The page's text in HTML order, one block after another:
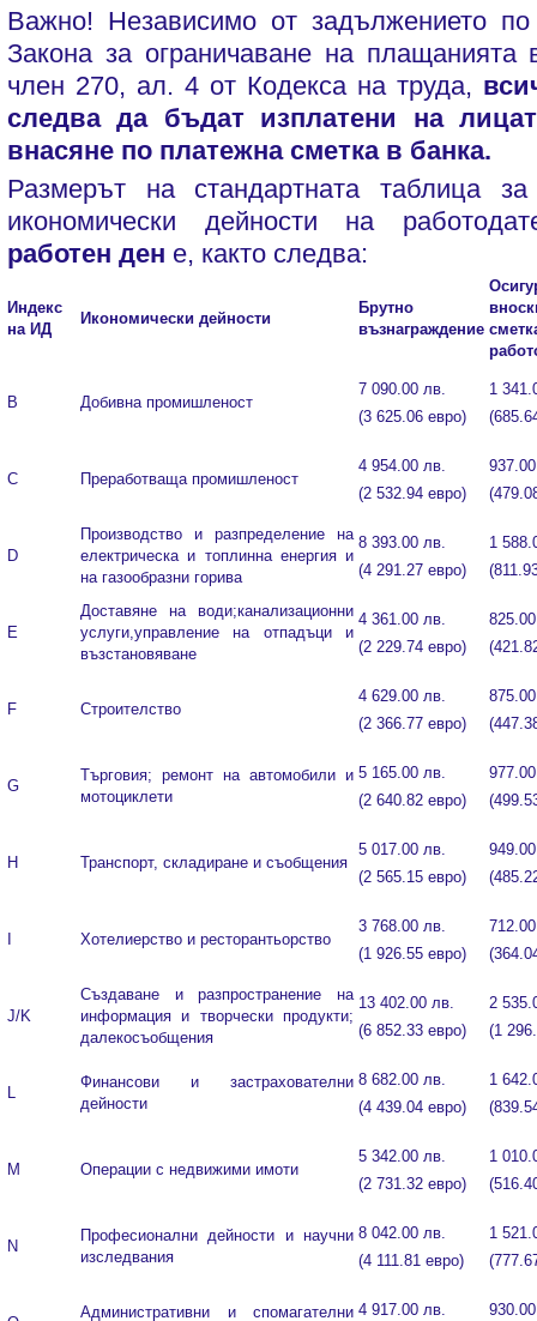
Важно! Независимо от задължението
Закона за ограничаване на
член 270, ал. 4 от Кодекса на труда,
следва да бъдат изплатени на
внасяне по платежна сметка в банка.
Размерът на стандартната таблица
икономически дейности на
работен ден е, както следва:
Индекс
на ИД
Икономически дейности
Брутно
възнаграждение
В Добивна промишленост
7 090.00 лв.
(3 625.06 евро)
1
C Преработваща промишленост
4 954.00 лв.
(2 532.94 евро)
D
Производство и разпределение на
електрическа и топлинна енергия и
на газообразни горива
8 393.00 лв.
(4 291.27 евро)
1
E
Доставяне на води;канализационни
услуги,управление на отпадъци и
възстановяване
4 361.00 лв.
(2 229.74 евро)
F Строителство
4 629.00 лв.
(2 366.77 евро)
G
Търговия; ремонт на автомобили и
мотоциклети
5 165.00 лв.
(2 640.82 евро)
H Транспорт, складиране и съобщения
5 017.00 лв.
(2 565.15 евро)
Хотелиерство и ресторантьорство
3 768.00 лв.
(1 926.55 евро)
J/K
Създаване и разпространение на
информация и творчески продукти;
далекосъобщения
13 402.00 лв.
(6 852.33 евро)
2
(1
L
Финансови и застрахователни
дейности
8 682.00 лв.
(4 439.04 евро)
1
М Операции с недвижими имоти
5 342.00 лв.
(2 731.32 евро)
1
N
Професионални дейности и научни
изследвания
8 042.00 лв.
(4 111.81 евро)
1
Административни и спомагателни 4 917.00 лв.